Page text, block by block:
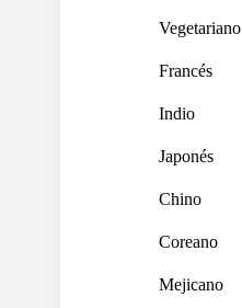
Vegetariano
Francés
Indio
Japonés
Chino
Coreano
Mejicano